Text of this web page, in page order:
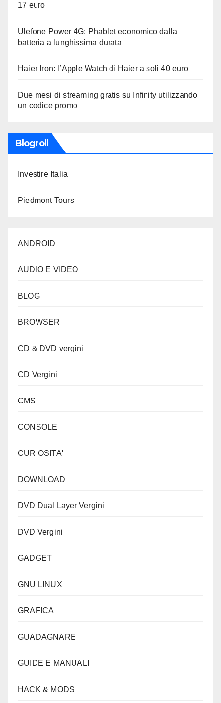
17 euro
Ulefone Power 4G: Phablet economico dalla
batteria a lunghissima durata
Haier Iron: l’Apple Watch di Haier a soli 40 euro
Due mesi di streaming gratis su Infinity utilizzando
un codice promo
Blogroll
Investire Italia
Piedmont Tours
ANDROID
AUDIO E VIDEO
BLOG
BROWSER
CD & DVD vergini
CD Vergini
CMS
CONSOLE
CURIOSITA'
DOWNLOAD
DVD Dual Layer Vergini
DVD Vergini
GADGET
GNU LINUX
GRAFICA
GUADAGNARE
GUIDE E MANUALI
HACK & MODS